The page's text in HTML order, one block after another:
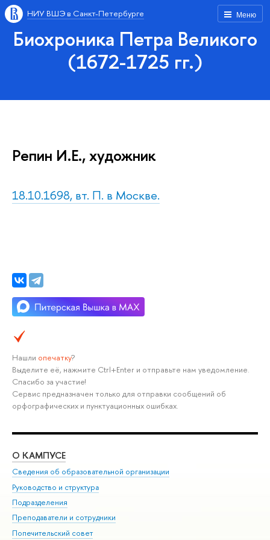
Меню
НИУ ВШЭ в Санкт-Петербурге
Биохроника Петра Великого
(1672-1725 гг.)
Репин И.Е., художник
18.10.1698, вт. П. в Москве.
Нашли опечатку?
Выделите её, нажмите Ctrl+Enter и отправьте нам уведомление.
Спасибо за участие!
Сервис предназначен только для отправки сообщений об
орфографических и пунктуационных ошибках.
О КАМПУСЕ
Сведения об образовательной организации
Руководство и структура
Подразделения
Преподаватели и сотрудники
Попечительский совет